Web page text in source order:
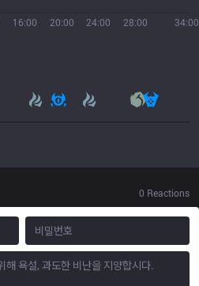
16:00 20:00 24:00 28:00 34:00
0 Reactions